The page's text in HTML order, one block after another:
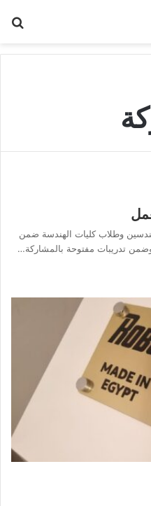
وطلاب كليات الهندسة ضمن
تدريبات مفتوحة بالمشاركة…